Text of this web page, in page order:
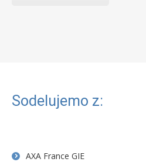
Sodelujemo z:
AXA France GIE